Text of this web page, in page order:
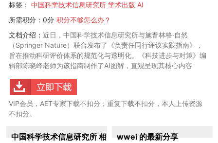
标签：
中国科学技术信息研究所 学术出版 AI
所需积分：0分 积分不够怎么办？
文档介绍：近日，中国科学技术信息研究所与施普林格·自然
（Springer Nature）联合发布了《负责任同行评议实践指南》，
旨在推动科研评价体系的规范化与透明化。《科技进步与对策》编
辑部陈晓峰老师为该指南制作了AI图解，直观呈现其核心内容
VIP会员，AET专家下载不扣分；重复下载不扣分，本人上传资源
不扣分。
中国科学技术信息研究所 相
wwei 的最新分享